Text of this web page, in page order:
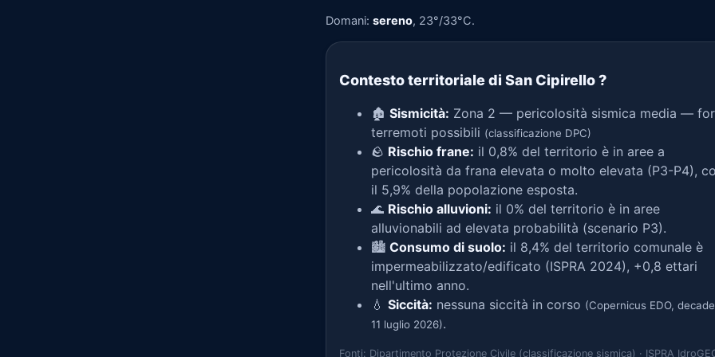
Domani: sereno, 23°/33°C.
Contesto territoriale di San Cipirello?
🏚️ Sismicità: Zona 2 — pericolosità sismica media —
terremoti possibili (classificazione DPC)
🪨 Rischio frane: il 0,8% del territorio è in aree a
pericolosità da frana elevata o molto elevata (P3-P4),
il 5,9% della popolazione esposta.
🌊 Rischio alluvioni: il 0% del territorio è in aree
alluvionabili ad elevata probabilità (scenario P3).
🏙️ Consumo di suolo: il 8,4% del territorio comunale è
impermeabilizzato/edificato (ISPRA 2024), +0,8 ettari
nell'ultimo anno.
💧 Siccità: nessuna siccità in corso (Copernicus EDO,
11 luglio 2026).
Fonti: Dipartimento Protezione Civile (classificazione sismica) · ISPRA